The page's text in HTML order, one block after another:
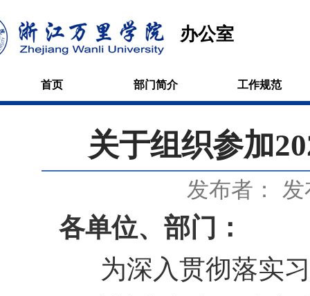
办公室
首页 部门简介 工作规范
关于组织参加
发布者： 发
各单位、部门：
为深入贯彻落实习